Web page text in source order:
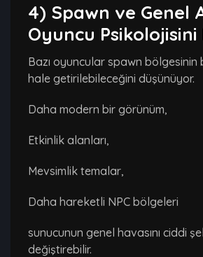
4) Spawn ve Genel
Oyuncu
Bazı oyuncular spawn bölgesinin
hale getirilebileceğini düşünüyor.
Daha modern bir görünüm,
Etkinlik alanları,
Mevsimlik temalar,
Daha hareketli NPC bölgeleri
sunucunun genel havasını ciddi
değiştirebilir.